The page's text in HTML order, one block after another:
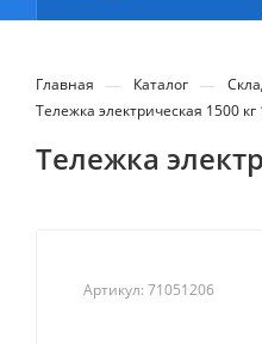
Главная — Каталог —
Тележка электрическая 1500
Тележка
Артикул: 71051206